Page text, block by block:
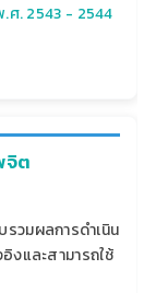
ศ. 2543 - 2544
จิต
วมผลการดำเนิน
งและสามารถใช้